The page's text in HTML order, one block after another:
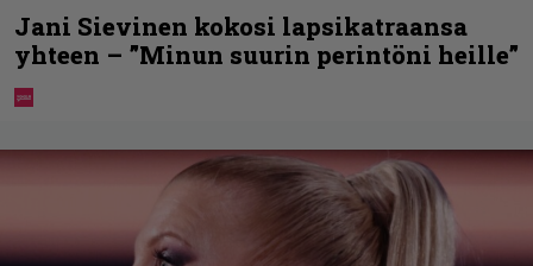
Jani Sievinen kokosi lapsikatraansa
yhteen – ”Minun suurin perintöni heille”